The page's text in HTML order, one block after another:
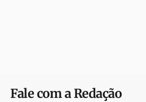
Fale com a Redação